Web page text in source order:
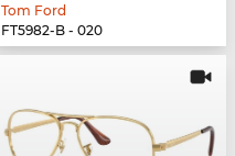
Tom Ford
FT5982-B - 020